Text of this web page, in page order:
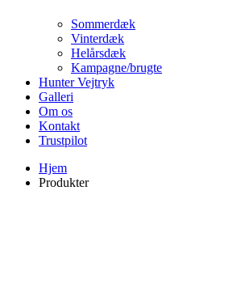
Sommerdæk
Vinterdæk
Helårsdæk
Kampagne/brugte
Hunter Vejtryk
Galleri
Om os
Kontakt
Trustpilot
Hjem
Produkter